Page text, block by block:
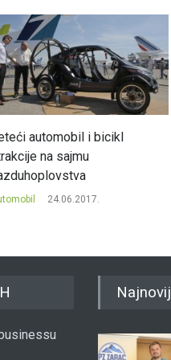
automobil i bicikl
na sajmu
24.06.2017.